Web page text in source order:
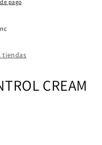
pago
tiendas
CREAM